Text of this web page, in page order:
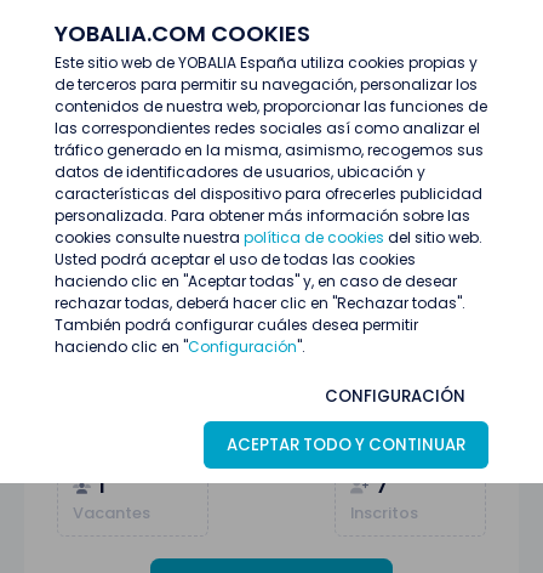
YOBALIA.COM COOKIES
Este sitio web de YOBALIA España utiliza cookies propias y
de terceros para permitir su navegación, personalizar los
contenidos de nuestra web, proporcionar las funciones de
las correspondientes redes sociales así como analizar el
tráfico generado en la misma, asimismo, recogemos sus
datos de identificadores de usuarios, ubicación y
características del dispositivo para ofrecerles publicidad
personalizada. Para obtener más información sobre las
cookies consulte nuestra política de cookies del sitio web.
Usted podrá aceptar el uso de todas las cookies
haciendo clic en "Aceptar todas" y, en caso de desear
rechazar todas, deberá hacer clic en "Rechazar todas".
También podrá configurar cuáles desea permitir
haciendo clic en "Configuración".
CONFIGURACIÓN
ACEPTAR TODO Y CONTINUAR
Últimas ofertas
GPV ( GESTOR/A PUNTO DE VENTA) LLEIDA
GPV ( GESTOR/A PUNTO DE VENTA) LLEIDA
Julio Merchandising y GPV
1
Vacantes
7
Inscritos